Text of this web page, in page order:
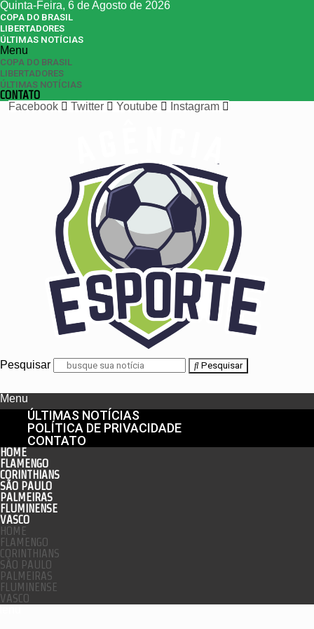
Quinta-Feira, 6 de Agosto de 2026
COPA DO BRASIL
LIBERTADORES
ÚLTIMAS NOTÍCIAS
Menu
COPA DO BRASIL
LIBERTADORES
ÚLTIMAS NOTÍCIAS
CONTATO
Facebook
Twitter Youtube Instagram
Pesquisar Pesquisar
Menu
ÚLTIMAS NOTÍCIAS
POLÍTICA DE PRIVACIDADE
CONTATO
HOME
FLAMENGO
CORINTHIANS
SÃO PAULO
PALMEIRAS
FLUMINENSE
VASCO
HOME
FLAMENGO
CORINTHIANS
SÃO PAULO
PALMEIRAS
FLUMINENSE
VASCO